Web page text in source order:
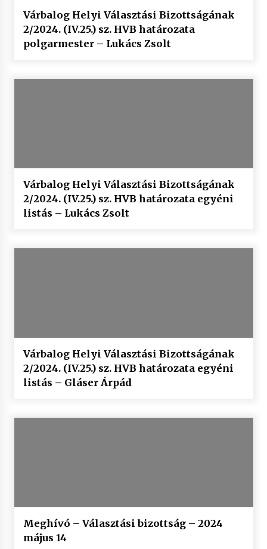
Várbalog Helyi Választási Bizottságának
2/2024. (IV.25.) sz. HVB határozata
polgarmester – Lukács Zsolt
Várbalog Helyi Választási Bizottságának
2/2024. (IV.25.) sz. HVB határozata egyéni
listás – Lukács Zsolt
Várbalog Helyi Választási Bizottságának
2/2024. (IV.25.) sz. HVB határozata egyéni
listás – Gláser Árpád
Meghívó – Választási bizottság – 2024
május 14